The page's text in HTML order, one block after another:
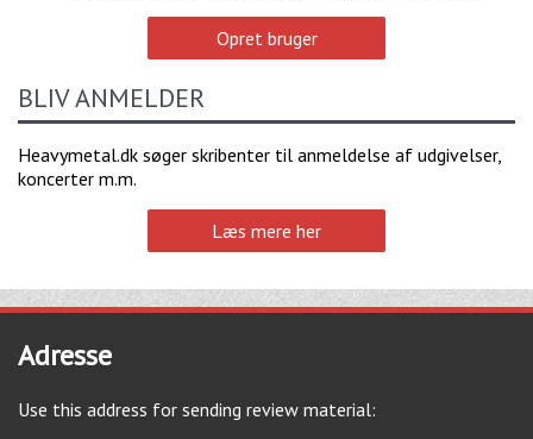
Opret bruger
BLIV ANMELDER
Heavymetal.dk søger skribenter til anmeldelse af udgivelser,
koncerter m.m.
Læs mere her
Adresse
Use this address for sending review material: